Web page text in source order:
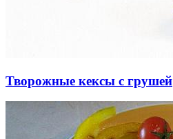
Творожные кексы с грушей